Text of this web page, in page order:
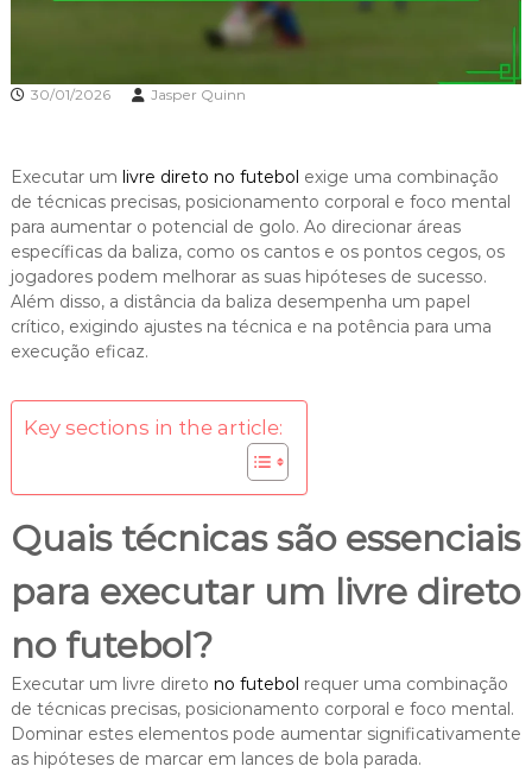
30/01/2026 Jasper Quinn
Executar um livre direto no futebol exige uma combinação
de técnicas precisas, posicionamento corporal e foco mental
para aumentar o potencial de golo. Ao direcionar áreas
específicas da baliza, como os cantos e os pontos cegos, os
jogadores podem melhorar as suas hipóteses de sucesso.
Além disso, a distância da baliza desempenha um papel
crítico, exigindo ajustes na técnica e na potência para uma
execução eficaz.
Key sections in the article:
Quais técnicas são essenciais
para executar um livre direto
no futebol?
Executar um livre direto no futebol requer uma combinação
de técnicas precisas, posicionamento corporal e foco mental.
Dominar estes elementos pode aumentar significativamente
as hipóteses de marcar em lances de bola parada.